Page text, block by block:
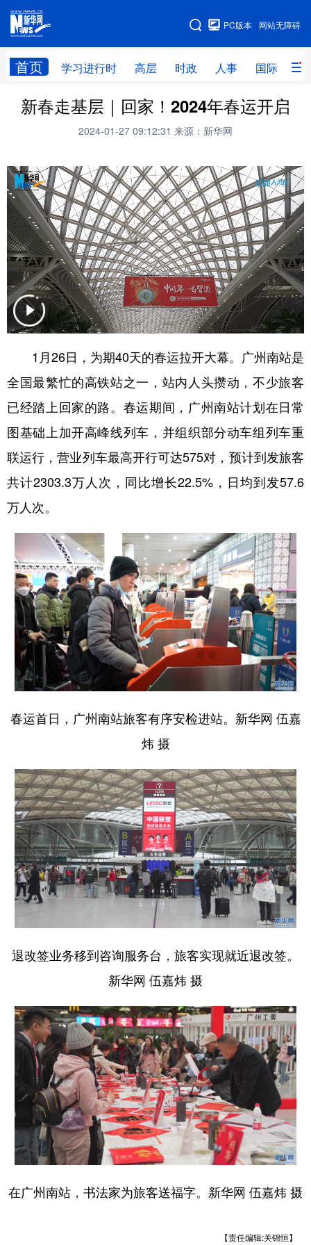
网站无障碍
PC版本
首页 学习进行时 高层 时政 人事 国际 财
网站地图
学习进行时 高层 时政 人事
财经 网评
台湾 思客智库 全球连线 教育
科技 科创 量子 体育
文化 书画 健康 军事
访谈 视频 图片 政务
法律 中央文件 金融 汽车
食品 人居 信息化 数字经济
学术中国 乡村振兴 银龄 溯源中国
城市 旅游 能源 会展
公益 一带一路 亚太网 上市公司
文化产业
地方频道
北京 天津 河北 山西
辽宁 吉林 上海 江苏
浙江 安徽 福建 江西
山东 河南 湖北 湖南
广东 广西 海南 重庆
四川 贵州 西藏
陕西 甘肃 青海 宁夏
多语种频道
English Español Français عربى
Русский язык 日本語 한국어
Deutsch Português
新春走基层｜回家！2024年春运开启
2024-01-27 09:12:31 来源：新华网
1月26日，为期40天的春运拉开大幕。广州南站是
全国最繁忙的高铁站之一，站内人头攒动，不少旅客
已经踏上回家的路。春运期间，广州南站计划在日常
图基础上加开高峰线列车，并组织部分动车组列车重
联运行，营业列车最高开行可达575对，预计到发旅客
共计2303.3万人次，同比增长22.5%，日均到发57.6
万人次。
春运首日，广州南站旅客有序安检进站。新华网 伍嘉
炜 摄
退改签业务移到咨询服务台，旅客实现就近退改签。
新华网 伍嘉炜 摄
在广州南站，书法家为旅客送福字。新华网 伍嘉炜 摄
【责任编辑:关锦恒】